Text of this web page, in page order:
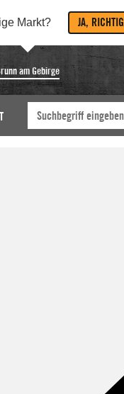
Markt? JA, RICHTIG
am Gebirge